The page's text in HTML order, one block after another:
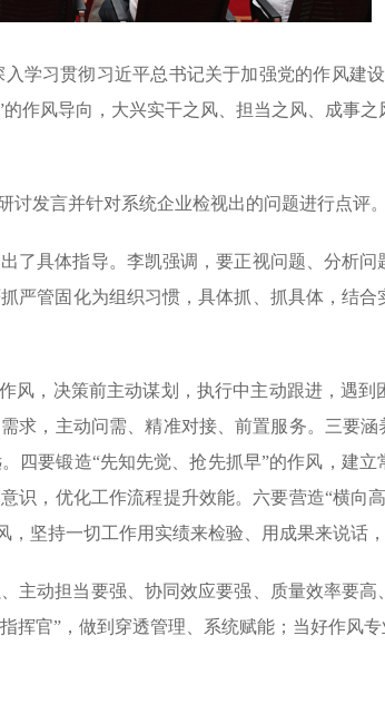
学习贯彻习近平总书记关于加强党的作风建
作风导向，大兴实干之风、担当之风、成事
发言并针对系统企业检视出的问题进行点评。
具体指导。李凯强调，要正视问题、分析问
管固化为组织习惯，具体抓、抓具体，结
风，决策前主动谋划，执行中主动跟进，遇
，主动问需、精准对接、前置服务。三要
要锻造“先知先觉、抢先抓早”的作风，建
，优化工作流程提升效能。六要营造“横向
坚持一切工作用实绩来检验、用成果来说话
动担当要强、协同效应要强、质量效率要
挥官”，做到穿透管理、系统赋能；当好作风